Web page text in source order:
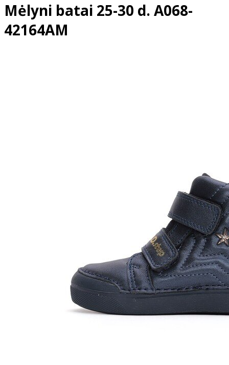
Mėlyni batai 25-30 d. A068-
42164AM